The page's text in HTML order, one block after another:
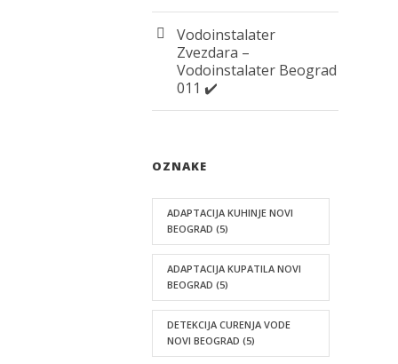
Vodoinstalater
Zvezdara –
Vodoinstalater Beograd
011 ✔️
OZNAKE
ADAPTACIJA KUHINJE NOVI
BEOGRAD (5)
ADAPTACIJA KUPATILA NOVI
BEOGRAD (5)
DETEKCIJA CURENJA VODE
NOVI BEOGRAD (5)